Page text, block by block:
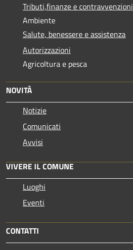
Tributi,finanze e contravvenzioni
Ambiente
Salute, benessere e assistenza
Autorizzazioni
Agricoltura e pesca
NOVITÀ
Notizie
Comunicati
Avvisi
VIVERE IL COMUNE
Luoghi
Eventi
CONTATTI